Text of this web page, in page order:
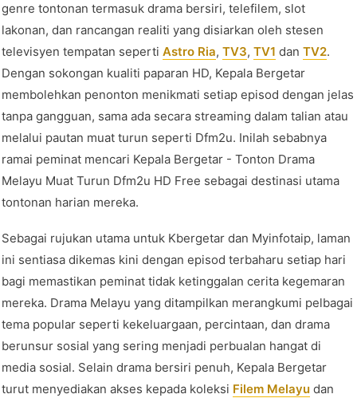
genre tontonan termasuk drama bersiri, telefilem, slot
lakonan, dan rancangan realiti yang disiarkan oleh stesen
televisyen tempatan sepertiAstro Ria,TV3,TV1 danTV2.
Dengan sokongan kualiti paparan HD, Kepala Bergetar
membolehkan penonton menikmati setiap episod dengan jelas
tanpa gangguan, sama ada secara streaming dalam talian atau
melalui pautan muat turun seperti Dfm2u. Inilah sebabnya
ramai peminat mencari Kepala Bergetar - Tonton Drama
Melayu Muat Turun Dfm2u HD Free sebagai destinasi utama
tontonan harian mereka.
Sebagai rujukan utama untuk Kbergetar dan Myinfotaip, laman
ini sentiasa dikemas kini dengan episod terbaharu setiap hari
bagi memastikan peminat tidak ketinggalan cerita kegemaran
mereka. Drama Melayu yang ditampilkan merangkumi pelbagai
tema popular seperti kekeluargaan, percintaan, dan drama
berunsur sosial yang sering menjadi perbualan hangat di
media sosial. Selain drama bersiri penuh, Kepala Bergetar
turut menyediakan akses kepada koleksi Filem Melayu dan